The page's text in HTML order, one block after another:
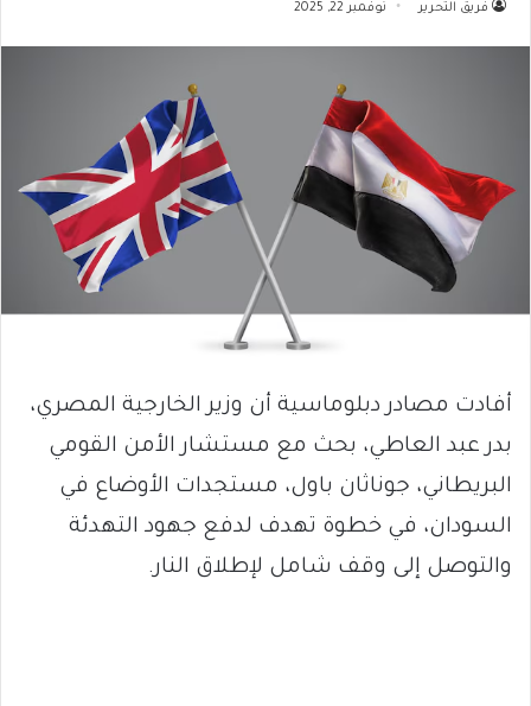
فريق التحرير نوفمبر 22, 2025
أفادت مصادر دبلوماسية أن وزير الخارجية المصري،
بدر عبد العاطي، بحث مع مستشار الأمن القومي
البريطاني، جوناثان باول، مستجدات الأوضاع في
السودان، في خطوة تهدف لدفع جهود التهدئة
والتوصل إلى وقف شامل لإطلاق النار.